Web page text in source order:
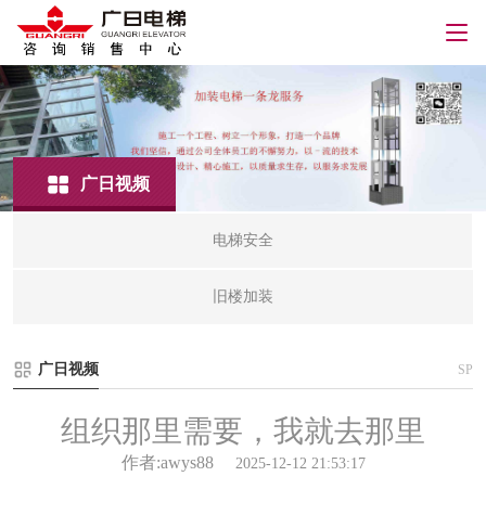
广日视频
电梯安全
旧楼加装
广日视频 SP
组织那里需要，我就去那里
作者:awys88 2025-12-12 21:53:17